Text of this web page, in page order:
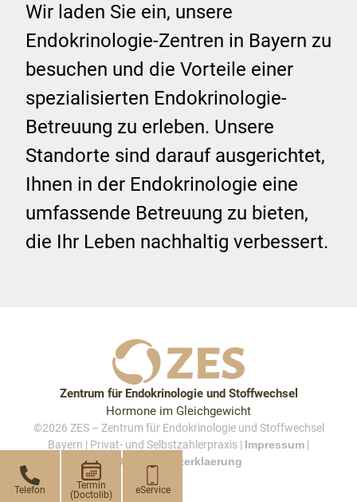
Telefon
Termin
(Doctolib)
eService
Wir laden Sie ein, unsere
Endokrinologie-Zentren in Bayern zu
besuchen und die Vorteile einer
spezialisierten Endokrinologie-
Betreuung zu erleben. Unsere
Standorte sind darauf ausgerichtet,
Ihnen in der Endokrinologie eine
umfassende Betreuung zu bieten,
die Ihr Leben nachhaltig verbessert.
Zentrum für Endokrinologie und Stoffwechsel
Hormone im Gleichgewicht
©2026 ZES – Zentrum für Endokrinologie und Stoffwechsel
Bayern | Privat- und Selbstzahlerpraxis | Impressum |
Datenschutzerklaerung